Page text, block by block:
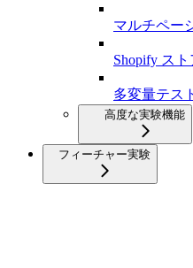
マルチペー
Shopify ス
多変量テス
高度な実験機能
フィーチャー実験